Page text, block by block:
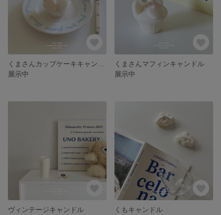
展示中
くまさんマフィンキャンドル
展示中
ヴィンテージキャンドル
くもキャンドル